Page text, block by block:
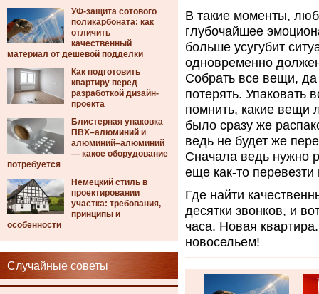
УФ-защита сотового
поликарбоната: как
отличить
качественный
материал от дешевой подделки
Как подготовить
квартиру перед
разработкой дизайн-
проекта
Блистерная упаковка
ПВХ–алюминий и
алюминий–алюминий
— какое оборудование
потребуется
Немецкий стиль в
проектировании
участка: требования,
принципы и
особенности
Случайные советы
В такие моменты,
глубочайшее
больше усугубит
одновременно
Собрать все вещи, да
потерять. Упаковать
помнить, какие вещи
было сразу же
ведь не будет же
Сначала ведь нужно
еще как-то
Где найти
десятки звонков, и
часа. Новая
новосельем!